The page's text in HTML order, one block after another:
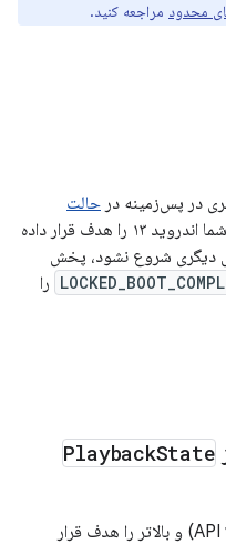
محدود مراجعه کنید.
در پس‌زمینه در حالت
قرار دهد، در حالی که برنامه شما اندروید ۱۳ را هدف قرار داده
دیگری شروع نشود، پخش
را
PlaybackState
برای برنامه‌هایی که اندروید ۱۳ (سطح API ۳۳) و بالاتر را هدف قرار